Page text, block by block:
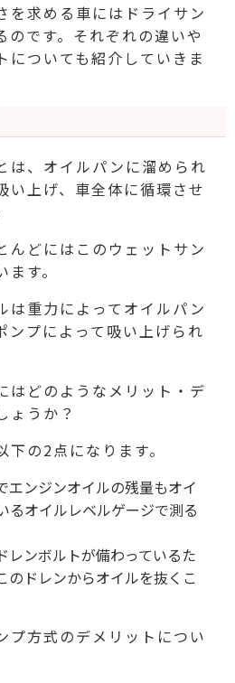
を求める車にはドライサン
です。 それぞれの違いや
についても紹介していきま
は、オイルパンに溜められ
い上げ、車全体に循環させ
んどにはこのウェットサン
す。
は重力によってオイルパン
ンプによって吸い上げられ
はどのようなメリット・デ
ょうか？
の2点になります。
エンジンオイルの残量もオイ
るオイルレベルゲージで測る
レンボルトが備わっているた
のドレンからオイルを抜くこ
プ方式のデメリットについ